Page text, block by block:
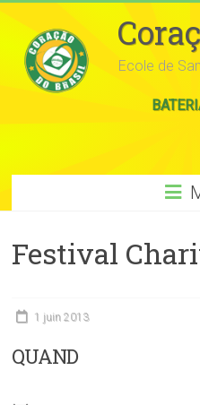
Ecole de
Festival
1 juin 2013
QUAND